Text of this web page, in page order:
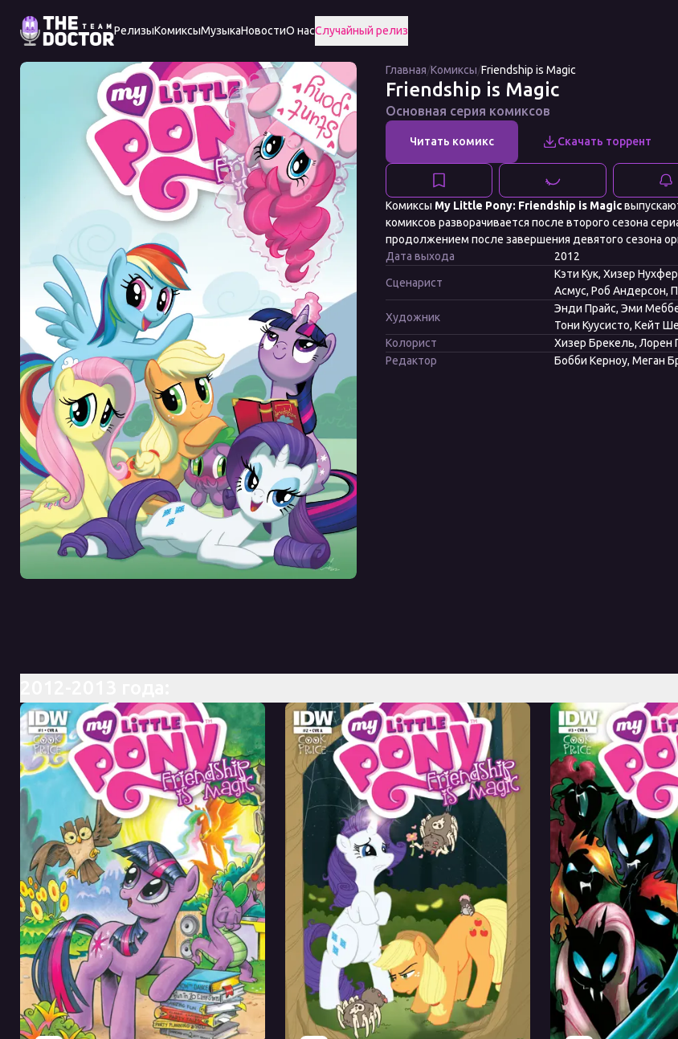
РелизыКомиксыМузыкаНовостиО насСлучайный релиз
Friendship
Главная/Комиксы/Friendship is Magic
Friendship is Magic
Основная серия комиксов
Комиксы My Little Pony: Friendship is Magic
комиксов разворачивается после второго сезона
продолжением после завершения девятого сезона
Дата выхода
2012
Сценарист
Кэти Кук, Хизер
Асмус, Роб Андерсон,
Художник
Энди Прайс, Эми
Тони Куусисто, Кейт
Колорист
Хизер Брекель, Лорен
Редактор
Бобби Керноу, Меган